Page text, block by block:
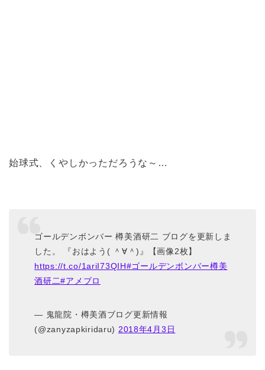
始球式、くやしかっただろうな～…
ゴールデンボンバー 樽美酒研二 ブログを更新しま
した。 『おはよう( ＾∀＾)』【画像2枚】
https://t.co/1ariI73QIH#ゴールデンボンバー樽美
酒研二#アメブロ
— 鬼龍院・樽美酒ブログ更新情報
(@zanyzapkiridaru) 2018年4月3日